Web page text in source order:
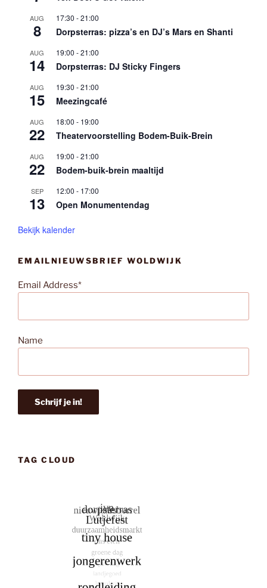
AUG
8
17:30 -21:00
Dorpsterras: pizza’s en DJ’s Mars en Shanti
AUG
14
19:00 -21:00
Dorpsterras: DJ Sticky Fingers
AUG
15
19:30 -21:00
Meezingcafé
AUG
22
18:00 - 19:00
Theatervoorstelling Bodem-Buik-Brein
AUG
22
19:00 -21:00
Bodem-buik-brein maaltijd
SEP
13
12:00 - 17:00
Open Monumentendag
Bekijk kalender
EMAILNIEUWSBRIEF WOLDWIJK
Email Address*
Name
TAG CLOUD